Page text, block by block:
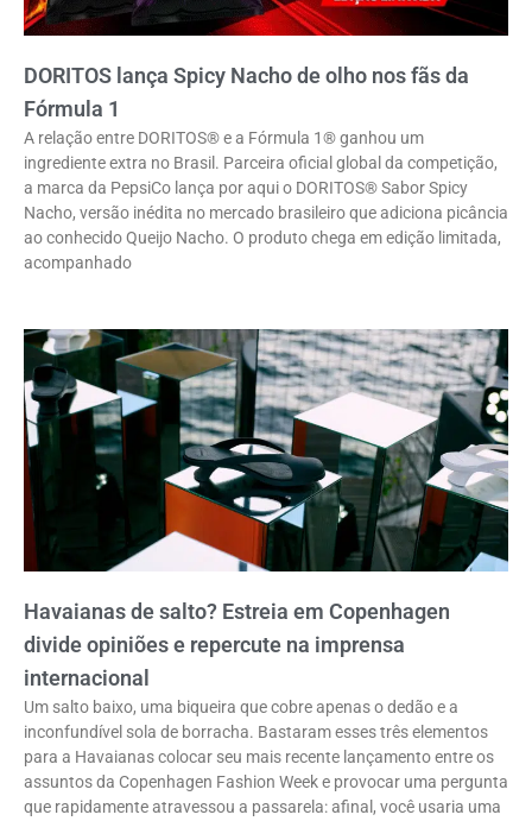
DORITOS lança Spicy Nacho de olho nos fãs da
Fórmula 1
A relação entre DORITOS® e a Fórmula 1® ganhou um
ingrediente extra no Brasil. Parceira oficial global da competição,
a marca da PepsiCo lança por aqui o DORITOS® Sabor Spicy
Nacho, versão inédita no mercado brasileiro que adiciona picância
ao conhecido Queijo Nacho. O produto chega em edição limitada,
acompanhado
Havaianas de salto? Estreia em Copenhagen
divide opiniões e repercute na imprensa
internacional
Um salto baixo, uma biqueira que cobre apenas o dedão e a
inconfundível sola de borracha. Bastaram esses três elementos
para a Havaianas colocar seu mais recente lançamento entre os
assuntos da Copenhagen Fashion Week e provocar uma pergunta
que rapidamente atravessou a passarela: afinal, você usaria uma